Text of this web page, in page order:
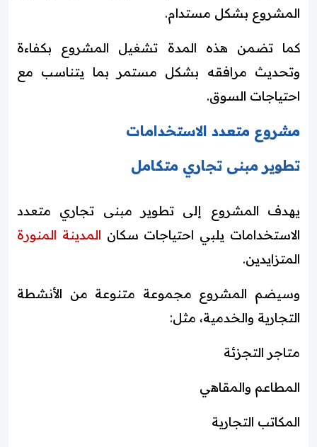
المشروع بشكل مستدام.
كما تضمن هذه المدة تشغيل المشروع بكفاءة
وتحديث مرافقه بشكل مستمر بما يتناسب مع
احتياجات السوق.
مشروع متعدد الاستخدامات
تطوير مبنى تجاري متكامل
يهدف المشروع إلى تطوير مبنى تجاري متعدد
الاستخدامات يلبي احتياجات سكان المدينة المنورة
المتزايدين.
وسيضم المشروع مجموعة متنوعة من الأنشطة
التجارية والخدمية، مثل:
متاجر التجزئة
المطاعم والمقاهي
المكاتب التجارية